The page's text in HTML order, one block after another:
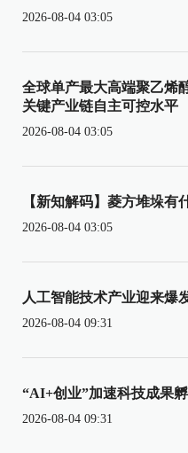
2026-08-04 03:05
全球单产最大高端聚乙烯
关键产业链自主可控水平
2026-08-04 03:05
【新知解码】菱方堆垛有
2026-08-04 03:05
人工智能技术产业迎来爆
2026-08-04 09:31
“AI+创业”加速科技成果
2026-08-04 09:31